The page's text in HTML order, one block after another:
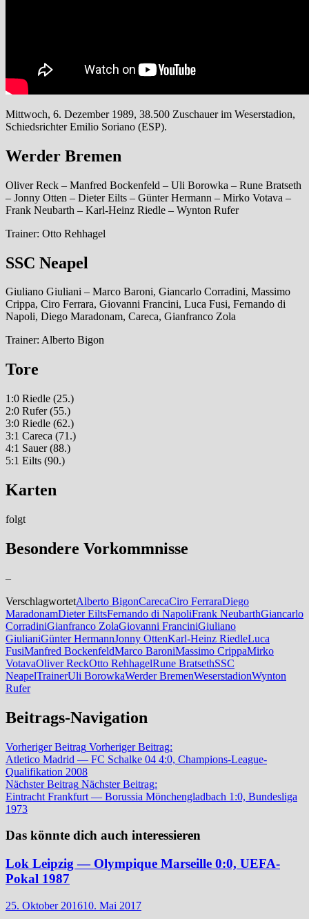
Mittwoch, 6. Dezember 1989, 38.500 Zuschauer im Weserstadion,
Schiedsrichter Emilio Soriano (ESP).
Werder Bremen
Oliver Reck – Manfred Bockenfeld – Uli Borowka – Rune Bratseth
– Jonny Otten – Dieter Eilts – Günter Hermann – Mirko Votava –
Frank Neubarth – Karl-Heinz Riedle – Wynton Rufer
Trainer: Otto Rehhagel
SSC Neapel
Giuliano Giuliani – Marco Baroni, Giancarlo Corradini, Massimo
Crippa, Ciro Ferrara, Giovanni Francini, Luca Fusi, Fernando di
Napoli, Diego Maradonam, Careca, Gianfranco Zola
Trainer: Alberto Bigon
Tore
1:0 Riedle (25.)
2:0 Rufer (55.)
3:0 Riedle (62.)
3:1 Careca (71.)
4:1 Sauer (88.)
5:1 Eilts (90.)
Karten
folgt
Besondere Vorkommnisse
–
VerschlagwortetAlberto BigonCarecaCiro FerraraDiego
MaradonamDieter EiltsFernando di NapoliFrank NeubarthGiancarlo
CorradiniGianfranco ZolaGiovanni FranciniGiuliano
GiulianiGünter HermannJonny OttenKarl-Heinz RiedleLuca
FusiManfred BockenfeldMarco BaroniMassimo CrippaMirko
VotavaOliver ReckOtto RehhagelRune BratsethSSC
NeapelTrainerUli BorowkaWerder BremenWeserstadionWynton
Rufer
Beitrags-Navigation
Vorheriger Beitrag Vorheriger Beitrag:
Atletico Madrid — FC Schalke 04 4:0, Champions-League-
Qualifikation 2008
Nächster Beitrag Nächster Beitrag:
Eintracht Frankfurt — Borussia Mönchengladbach 1:0, Bundesliga
1973
Das könnte dich auch interessieren
Lok Leipzig — Olympique Marseille 0:0, UEFA-
Pokal 1987
25. Oktober 201610. Mai 2017